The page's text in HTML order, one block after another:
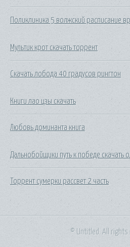
Поликлиника 5 волжский расписание
Мультик крот скачать торрент
Скачать лобода 40 градусов рингтон
Книги лао цзы скачать
Любовь доминанта книга
Дальнобойщики путь к победе
Торрент сумерки рассвет 2 часть
© Untitled. All rights